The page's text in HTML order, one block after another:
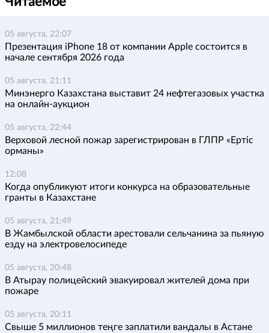
05 августа, 22:07
Презентация iPhone 18 от компании Apple состоится в
начале сентября 2026 года
05 августа, 21:11
Минэнерго Казахстана выставит 24 нефтегазовых участка
на онлайн-аукцион
05 августа, 22:44
Верховой лесной пожар зарегистрирован в ГЛПР «Ертіс
орманы»
12:08
Когда опубликуют итоги конкурса на образовательные
гранты в Казахстане
05 августа, 21:49
В Жамбылской области арестовали сельчанина за пьяную
езду на электровелосипеде
05 августа, 20:48
В Атырау полицейский эвакуировал жителей дома при
пожаре
05 августа, 20:11
Свыше 5 миллионов теңге заплатили вандалы в Астане